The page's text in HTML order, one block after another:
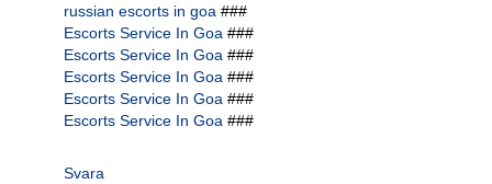
russian escorts in goa ###
Escorts Service In Goa ###
Escorts Service In Goa ###
Escorts Service In Goa ###
Escorts Service In Goa ###
Escorts Service In Goa ###
Svara